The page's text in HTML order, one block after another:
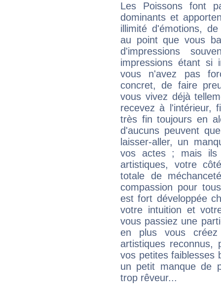
Les Poissons font
dominants et
illimité d'émotions,
au point que vous
d'impressions
impressions étant si
vous n'avez pas
concret, de faire
vous vivez déjà
recevez à l'intérieur,
très fin toujours en
d'aucuns peuvent
laisser-aller, un
vos actes ; mais ils
artistiques, votre
totale de
compassion pour
est fort développée
votre intuition et
vous passiez une
en plus vous
artistiques reconnus,
vos petites faiblesses
un petit manque de
trop rêveur...